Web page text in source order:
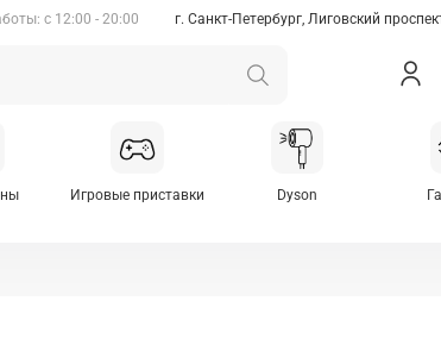
c 12:00 - 20:00 г. Санкт-Петербург, Лиговский
Игровые приставки Dyson